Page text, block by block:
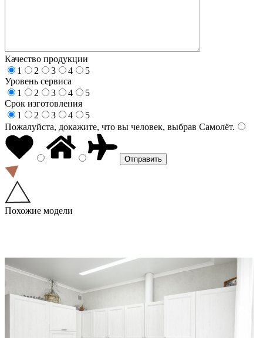
Качество продукции
1
2 3 4
5
Уровень сервиса
1
2 3 4
5
Срок изготовления
1
2 3 4
5
Пожалуйста, докажите, что вы человек, выбрав Самолёт.
Похожие модели